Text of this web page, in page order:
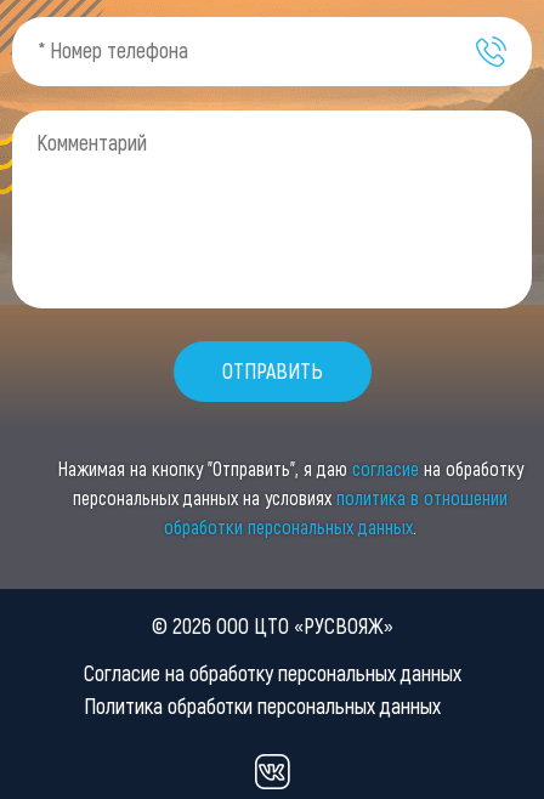
Нажимая на кнопку "Отправить", я даю согласие на обработку
персональных данных на условиях политика в отношении
обработки персональных данных.
© 2026 ООО ЦТО «РУСВОЯЖ»
Согласие на обработку персональных данных
Политика обработки персональных данных